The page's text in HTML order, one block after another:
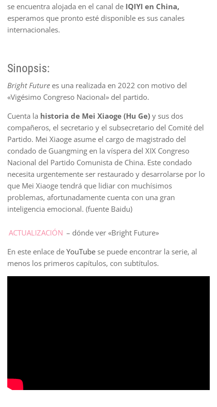
se encuentra alojada en el canal de IQIYI en China,
esperamos que pronto esté disponible es sus canales
internacionales.
Sinopsis:
Bright Future es una realizada en 2022 con motivo del
«Vigésimo Congreso Nacional» del partido.
Cuenta la historia de Mei Xiaoge (Hu Ge) y sus dos
compañeros, el secretario y el subsecretario del Comité del
Partido. Mei Xiaoge asume el cargo de magistrado del
condado de Guangming en la víspera del XIX Congreso
Nacional del Partido Comunista de China. Este condado
necesita urgentemente ser restaurado y desarrolarse por lo
que Mei Xiaoge tendrá que lidiar con muchísimos
problemas, afortunadamente cuenta con una gran
inteligencia emocional. (fuente Baidu)
ACTUALIZACIÓN – dónde ver «Bright Future»
En este enlace de YouTube se puede encontrar la serie, al
menos los primeros capítulos, con subtítulos.